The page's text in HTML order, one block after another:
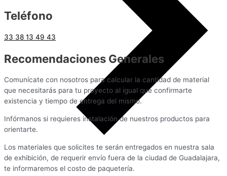
Teléfono
33 38 13 49 43
Recomendaciones Generales
Comunícate con nosotros para calcular la cantidad de material
que necesitarás para tu proyecto al igual que confirmarte
existencia y tiempo de entrega del mismo.
Infórmanos si requieres instalación de nuestros productos para
orientarte.
Los materiales que solicites te serán entregados en nuestra sala
de exhibición, de requerir envío fuera de la ciudad de Guadalajara,
te informaremos el costo de paquetería.